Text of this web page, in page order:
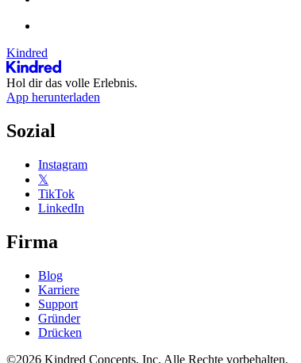
Kindred
Hol dir das volle Erlebnis.
App herunterladen
Sozial
Instagram
𝕏
TikTok
LinkedIn
Firma
Blog
Karriere
Support
Gründer
Drücken
©2026 Kindred Concepts, Inc. Alle Rechte vorbehalten.